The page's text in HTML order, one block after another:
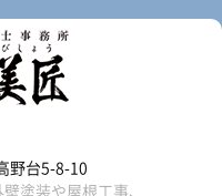
野台5-8-10
塗装や屋根工事、